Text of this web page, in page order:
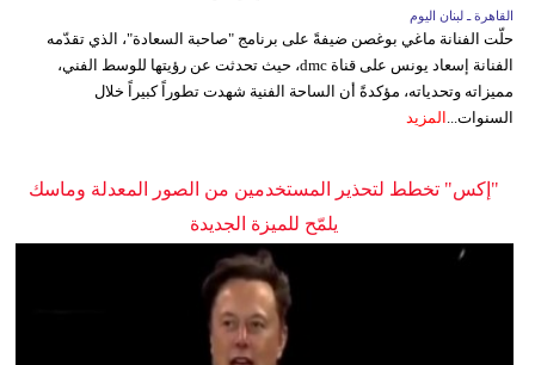
القاهرة ـ لبنان اليوم
حلّت الفنانة ماغي بوغصن ضيفةً على برنامج "صاحبة السعادة"، الذي تقدّمه
الفنانة إسعاد يونس على قناة dmc، حيث تحدثت عن رؤيتها للوسط الفني،
مميزاته وتحدياته، مؤكدةً أن الساحة الفنية شهدت تطوراً كبيراً خلال
السنوات... المزيد
"إكس" تخطط لتحذير المستخدمين من الصور المعدلة وماسك
يلمّح للميزة الجديدة